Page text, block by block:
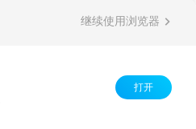
继续使用浏览器
打开